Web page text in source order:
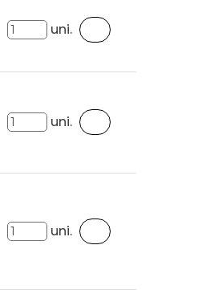
uni.
uni.
uni.